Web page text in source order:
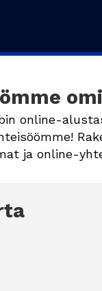
online-
ja online-